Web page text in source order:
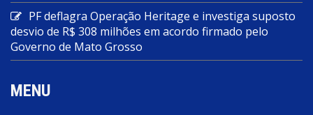
PF deflagra Operação Heritage e investiga suposto
desvio de R$ 308 milhões em acordo firmado pelo
Governo de Mato Grosso
MENU